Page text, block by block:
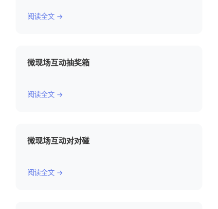
阅读全文 →
微现场互动抽奖箱
阅读全文 →
微现场互动对对碰
阅读全文 →